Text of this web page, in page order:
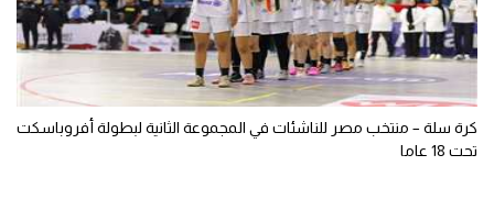
كرة سلة – منتخب مصر للناشئات في المجموعة الثانية لبطولة أفروباسكت
تحت 18 عاما